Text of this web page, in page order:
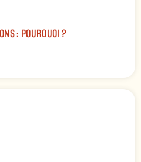
: POURQUOI ?